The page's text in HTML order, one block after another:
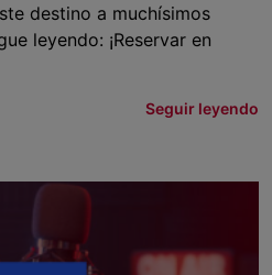
destino a muchísimos
leyendo: ¡Reservar en
Seguir leyendo